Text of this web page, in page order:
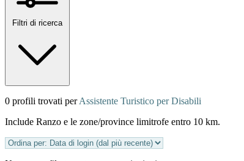
Filtri di ricerca
0 profili trovati perAssistente Turistico per Disabili
Include Ranzo e le zone/province limitrofe entro 10 km.